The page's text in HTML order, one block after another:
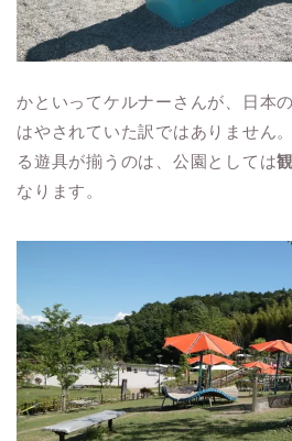
かといってケルナーさんが、日本
はやされていた訳ではありません
る遊具が揃うのは、公園としては
なります。